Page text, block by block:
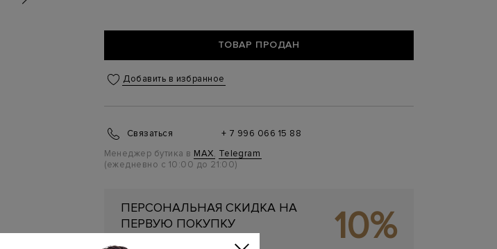
ТОВАР ПРОДАН
Добавить в избранное
Связаться
+ 7 996 066 15 88
Менеджер бутика в MAX, Telegram
(ежедневно с 10:00 до 21:00)
ПЕРСОНАЛЬНАЯ СКИДКА НА
ПЕРВУЮ ПОКУПКУ
Подробнее 10%